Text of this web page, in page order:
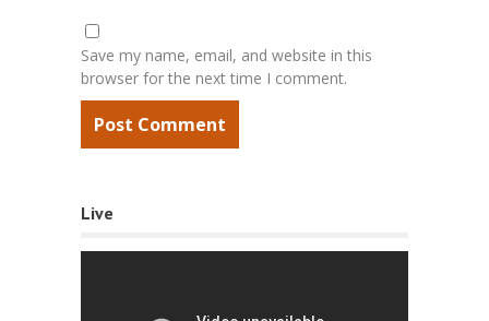
Save my name, email, and website in this
browser for the next time I comment.
Live